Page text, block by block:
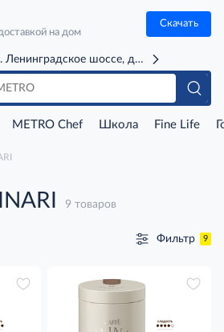
на дом
Скачать
Ленинградское шоссе, д. 71Г (м. Речной
METRO Chef Школа Fine Life
9 товаров
Фильтр 9